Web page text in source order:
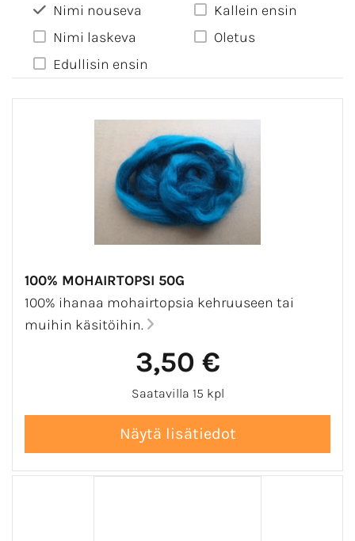
Nimi nouseva
Nimi laskeva
Edullisin ensin
Kallein ensin
Oletus
100% MOHAIRTOPSI 50G
100% ihanaa mohairtopsia kehruuseen tai
muihin käsitöihin.
3,50 €
Saatavilla 15 kpl